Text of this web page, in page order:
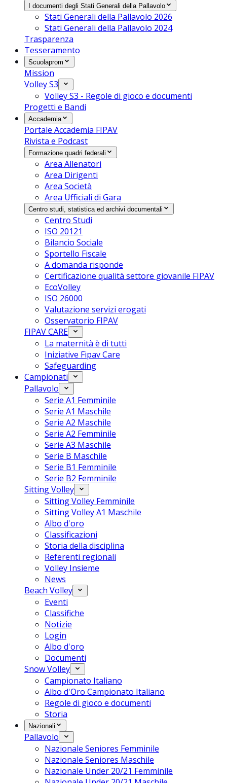
I documenti degli Stati Generali della Pallavolo
Stati Generali della Pallavolo 2026
Stati Generali della Pallavolo 2024
Trasparenza
Tesseramento
Scuolaprom
Mission
Volley S3
Volley S3 - Regole di gioco e documenti
Progetti e Bandi
Accademia
Portale Accademia FIPAV
Rivista e Podcast
Formazione quadri federali
Area Allenatori
Area Dirigenti
Area Società
Area Ufficiali di Gara
Centro studi, statistica ed archivi documentali
Centro Studi
ISO 20121
Bilancio Sociale
Sportello Fiscale
A domanda risponde
Certificazione qualità settore giovanile FIPAV
EcoVolley
ISO 26000
Valutazione servizi erogati
Osservatorio FIPAV
FIPAV CARE
La maternità è di tutti
Iniziative Fipav Care
Safeguarding
Campionati
Pallavolo
Serie A1 Femminile
Serie A1 Maschile
Serie A2 Maschile
Serie A2 Femminile
Serie A3 Maschile
Serie B Maschile
Serie B1 Femminile
Serie B2 Femminile
Sitting Volley
Sitting Volley Femminile
Sitting Volley A1 Maschile
Albo d'oro
Classificazioni
Storia della disciplina
Referenti regionali
Volley Insieme
News
Beach Volley
Eventi
Classifiche
Notizie
Login
Albo d'oro
Documenti
Snow Volley
Campionato Italiano
Albo d'Oro Campionato Italiano
Regole di gioco e documenti
Storia
Nazionali
Pallavolo
Nazionale Seniores Femminile
Nazionale Seniores Maschile
Nazionale Under 20/21 Femminile